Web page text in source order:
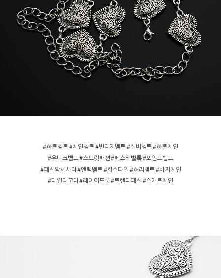
#하트벨트 #체인벨트 #빈티지벨트 #실버벨트 #하트체인
#유니크벨트 #스트릿패션 #페스티벌룩 #포인트벨트
#패션악세사리 #엔틱벨트 #힙스타일 #허리벨트 #바지체인
#데일리코디 #레이어드룩 #트렌디패션 #스커트체인